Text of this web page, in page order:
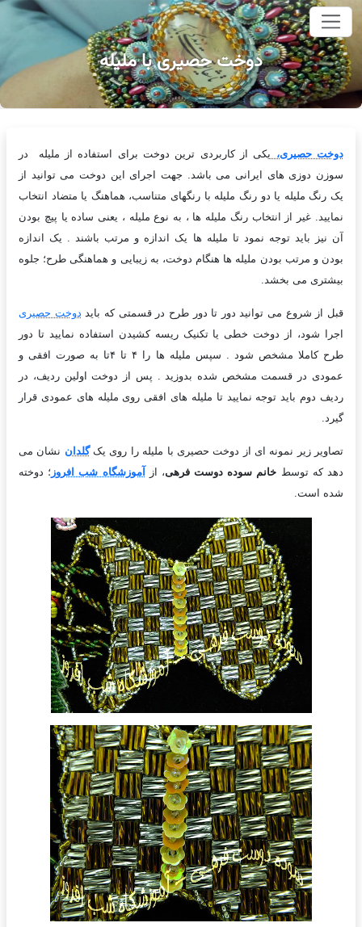
اصلی
دوخت حصیری با ملیله
دوخت حصیری، یکی از کاربردی ترین دوخت برای استفاده از ملیله در
سوزن دوزی های ایرانی می باشد. جهت اجرای این دوخت می توانید از
یک رنگ ملیله یا دو رنگ ملیله با رنگهای متناسب، هماهنگ یا متضاد انتخاب
نمایید. غیر از انتخاب رنگ ملیله ها ، به نوع ملیله ، یعنی ساده یا پیچ بودن
آن نیز باید توجه نمود تا ملیله ها یک اندازه و مرتب باشند . یک اندازه
بودن و مرتب بودن ملیله ها هنگام دوخت، به زیبایی و هماهنگی طرح؛ جلوه
بیشتری می بخشد.
قبل از شروع می توانید دور تا دور طرح در قسمتی که باید دوخت حصیری
اجرا شود، از دوخت خطی یا تکنیک ریسه کشیدن استفاده نمایید تا دور
طرح کاملا مشخص شود . سپس ملیله ها را ۴ تا ۴تا به صورت افقی و
عمودی در قسمت مشخص شده بدوزید . پس از دوخت اولین ردیف، در
ردیف دوم باید توجه نمایید تا ملیله های افقی روی ملیله های عمودی قرار
گیرد.
تصاویر زیر نمونه ای از دوخت حصیری با ملیله را روی یکگلدان نشان می
دهد که توسط خانم سوده دوست فرهی، از آموزشگاه شب افروز ؛ دوخته
شده است.